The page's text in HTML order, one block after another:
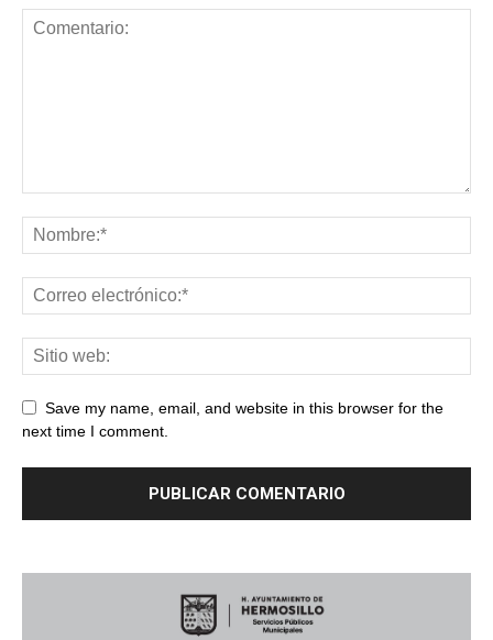
Save my name, email, and website in this browser for the
next time I comment.